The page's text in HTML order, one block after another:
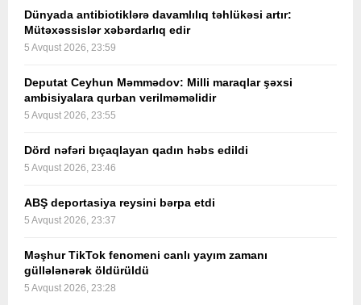
Dünyada antibiotiklərə davamlılıq təhlükəsi artır:
Mütəxəssislər xəbərdarlıq edir
5 Avqust 2026, 23:59
Deputat Ceyhun Məmmədov: Milli maraqlar şəxsi
ambisiyalara qurban verilməməlidir
5 Avqust 2026, 23:55
Dörd nəfəri bıçaqlayan qadın həbs edildi
5 Avqust 2026, 23:46
ABŞ deportasiya reysini bərpa etdi
5 Avqust 2026, 23:37
Məşhur TikTok fenomeni canlı yayım zamanı
güllələnərək öldürüldü
5 Avqust 2026, 23:28